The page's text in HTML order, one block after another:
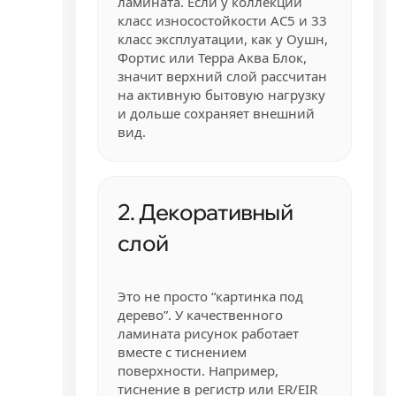
класс износостойкости AC5 и 33
класс эксплуатации, как у Оушн,
Фортис или Терра Аква Блок,
значит верхний слой рассчитан
на активную бытовую нагрузку
и дольше сохраняет внешний
вид.
2. Декоративный
слой
Это не просто “картинка под
дерево”. У качественного
ламината рисунок работает
вместе с тиснением
поверхности. Например,
тиснение в регистр или ER/EIR